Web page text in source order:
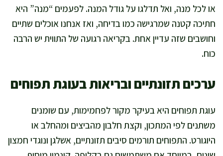
או לכל מנה, ואל תדלגו על גודל המנה. לפעמים “מנה” היא
חתיכה קטנה שמרגישה כמו בדיחה, ואז אנחנו אוכלים שתיים
וחושבים שזה עדיין אחת. בקריאה רגועה של התווית יש הרבה
כוח.
ערכים תזונתיים ובריאות בעוגת תפוחים
עוגת תפוחים היא בעיקר מקור לפחמימות, עם שומנים
משתנים לפי המתכון, וקצת חלבון מהביצים ומהחלב או
היוגורט. התפוחים תורמים סיבים תזונתיים, אשלגן ונוגדי חמצון